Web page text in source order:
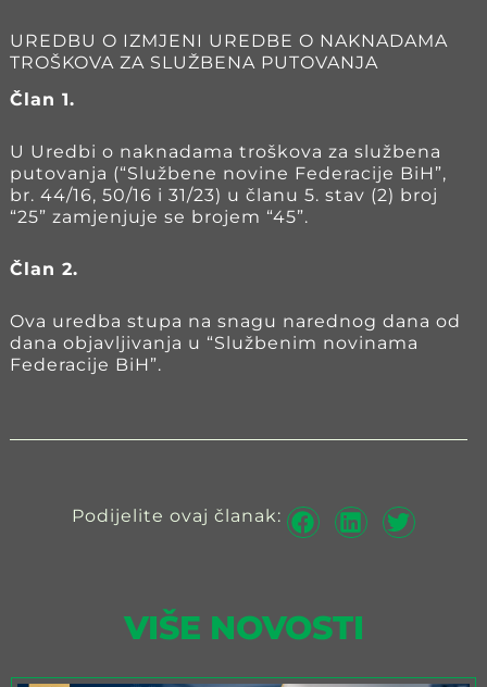
UREDBU O IZMJENI UREDBE O NAKNADAMA
TROŠKOVA ZA SLUŽBENA PUTOVANJA
Član 1.
U Uredbi o naknadama troškova za službena
putovanja (“Službene novine Federacije BiH”,
br. 44/16, 50/16 i 31/23) u članu 5. stav (2) broj
“25” zamjenjuje se brojem “45”.
Član 2.
Ova uredba stupa na snagu narednog dana od
dana objavljivanja u “Službenim novinama
Federacije BiH”.
Podijelite ovaj članak:
VIŠE NOVOSTI